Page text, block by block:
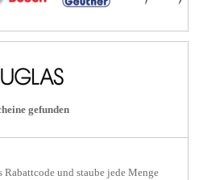
gefunden
und staube jede Menge